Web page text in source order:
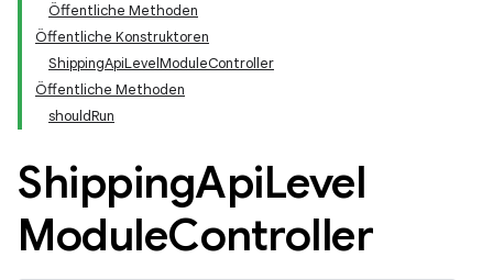
Öffentliche Methoden
Öffentliche Konstruktoren
ShippingApiLevelModuleController
Öffentliche Methoden
shouldRun
ShippingApiLevel
ModuleController